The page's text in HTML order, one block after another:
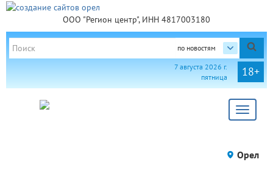
ООО "Регион центр", ИНН 4817003180
по новостям
18+
7 августа 2026 г.
пятница
Toggle
Орел